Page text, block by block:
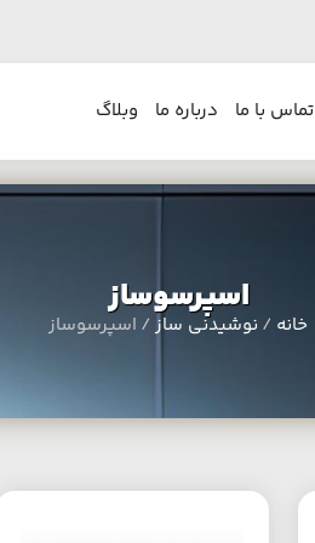
تماس با ما درباره ما وبلاگ
اسپرسوساز
خانه / نوشیدنی ساز / اسپرسوساز